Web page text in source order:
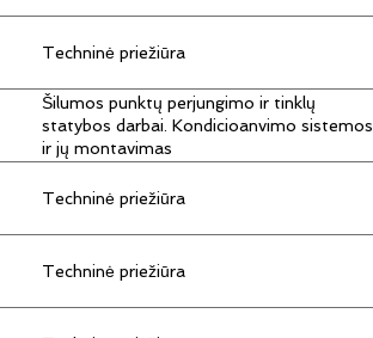
Techninė priežiūra
Šilumos punktų perjungimo ir tinklų
statybos darbai. Kondicioanvimo sistemos
ir jų montavimas
Techninė priežiūra
Techninė priežiūra